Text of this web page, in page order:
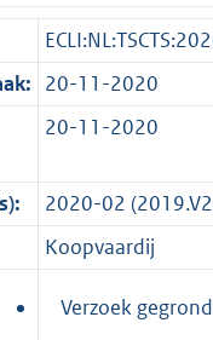
20-11-2020
20-11-2020
2020-02
Koopvaardij
Verzoek gegrond